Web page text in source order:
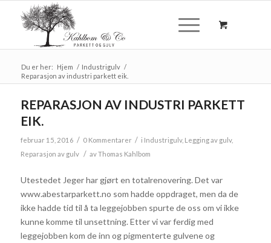
Du er her: Hjem / Industrigulv /
Reparasjon av industri parkett eik.
REPARASJON AV INDUSTRI PARKETT
EIK.
februar 15, 2016 / 0 Kommentarer / i Industrigulv, Legging av gulv,
Reparasjon av gulv / avThomas Kahlbom
Utestedet Jeger har gjørt en totalrenovering. Det var
www.abestarparkett.no som hadde oppdraget, men da de
ikke hadde tid til å ta leggejobben spurte de oss om vi ikke
kunne komme til unsettning. Etter vi var ferdig med
leggejobben kom de inn og pigmenterte gulvene og